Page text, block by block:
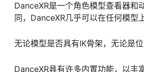
DanceXR是一个角色模型查看器
同，DanceXR几乎可以在任何模型
无论模型是否具有IK骨架，无论是
DanceXR具有许多内置功能，以丰